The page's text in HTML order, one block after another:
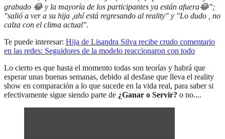
grabado 😂 y la mayoría de los participantes ya están afuera😂";
"salió a ver a su hija ,ahí está regresando al reality" y "Lo dudo , no
calza con el clima actual".
Te puede interesar: Hija de Lisandra Silva recibe crudo comentario
en las redes: Seguidores de la modelo reaccionaron con todo
Lo cierto es que hasta el momento todas son teorías y habrá que
esperar unas buenas semanas, debido al desfase que lleva el reality
show en comparación a lo que sucede en la vida real, para saber si
efectivamente sigue siendo parte de ¿Ganar o Servir? o no....